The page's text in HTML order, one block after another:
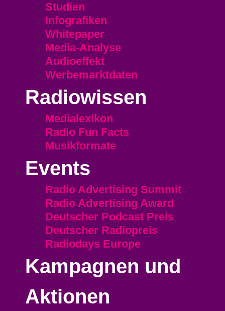
Studien
Infografiken
Whitepaper
Media-Analyse
Audioeffekt
Werbemarktdaten
Radiowissen
Medialexikon
Radio Fun Facts
Musikformate
Events
Radio Advertising Summit
Radio Advertising Award
Deutscher Podcast Preis
Deutscher Radiopreis
Radiodays Europe
Kampagnen und
Aktionen